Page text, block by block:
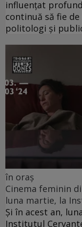
influențat
continuă să fie
politologi și
în oraș
Cinema feminin
luna martie, la
Și în acest an,
Institutul